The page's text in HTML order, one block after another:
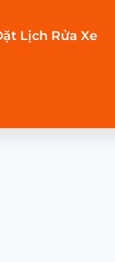
Lịch Rửa Xe